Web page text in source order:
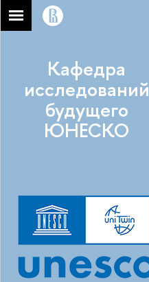
Кафедра
исследований
будущего
ЮНЕСКО